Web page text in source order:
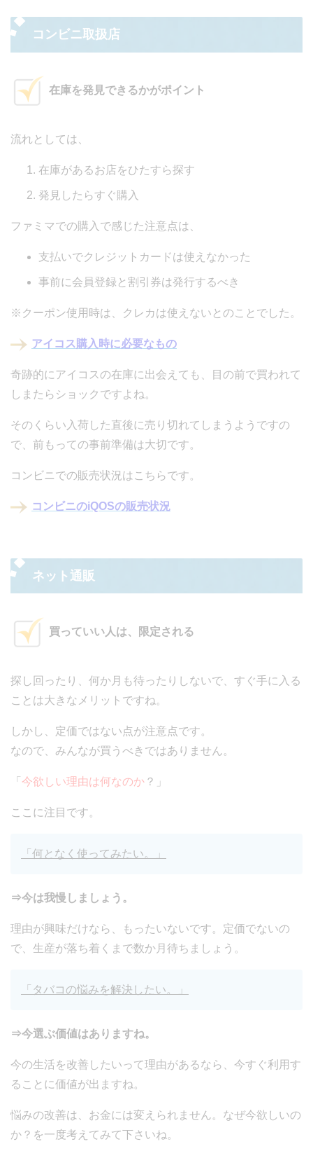
コンビニ取扱店
在庫を発見できるかがポイント
流れとしては、
在庫があるお店をひたすら探す
発見したらすぐ購入
ファミマでの購入で感じた注意点は、
支払いでクレジットカードは使えなかった
事前に会員登録と割引券は発行するべき
※クーポン使用時は、クレカは使えないとのことでした。
アイコス購入時に必要なもの
奇跡的にアイコスの在庫に出会えても、目の前で買われて
しまたらショックですよね。
そのくらい入荷した直後に売り切れてしまうようですの
で、前もっての事前準備は大切です。
コンビニでの販売状況はこちらです。
コンビニのiQOSの販売状況
ネット通販
買っていい人は、限定される
探し回ったり、何か月も待ったりしないで、すぐ手に入る
ことは大きなメリットですね。
しかし、定価ではない点が注意点です。
なので、みんなが買うべきではありません。
「 今欲しい理由は何なのか ？」
ここに注目です。
「何となく使ってみたい。」
⇒今は我慢しましょう。
理由が興味だけなら、もったいないです。定価でないの
で、生産が落ち着くまで数か月待ちましょう。
「タバコの悩みを解決したい。」
⇒今選ぶ価値はありますね。
今の生活を改善したいって理由があるなら、今すぐ利用す
ることに価値が出ますね。
悩みの改善は、お金には変えられません。なぜ今欲しいの
か？を一度考えてみて下さいね。